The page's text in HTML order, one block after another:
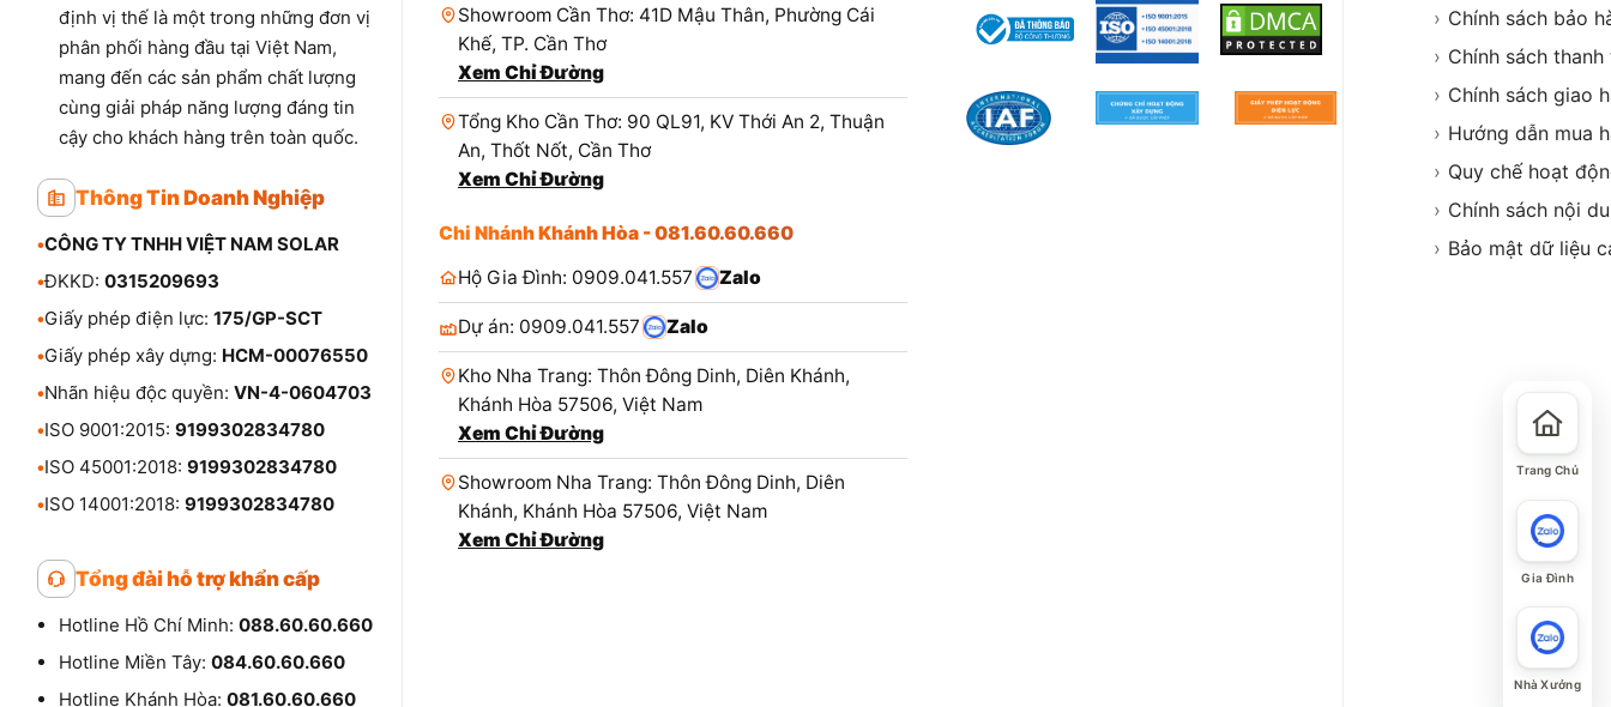
định vị thế là một trong những đơn vị
phân phối hàng đầu tại Việt Nam,
mang đến các sản phẩm chất lượng
cùng giải pháp năng lượng đáng tin
cậy cho khách hàng trên toàn quốc.
Thông Tin Doanh Nghiệp
•CÔNG TY TNHH VIỆT NAM SOLAR
•ĐKKD: 0315209693
•Giấy phép điện lực: 175/GP-SCT
•Giấy phép xây dựng: HCM-00076550
•Nhãn hiệu độc quyền: VN-4-0604703
•ISO 9001:2015: 9199302834780
•ISO 45001:2018: 9199302834780
•ISO 14001:2018: 9199302834780
Tổng đài hỗ trợ khẩn cấp
Hotline Hồ Chí Minh: 088.60.60.660
Hotline Miền Tây: 084.60.60.660
Hotline Khánh Hòa: 081.60.60.660
Showroom Cần Thơ: 41D Mậu Thân, Phường Cái
Khế, TP. Cần Thơ
Xem Chỉ Đường
Tổng Kho Cần Thơ: 90 QL91, KV Thới An 2, Thuận
An, Thốt Nốt, Cần Thơ
Xem Chỉ Đường
Chi Nhánh Khánh Hòa - 081.60.60.660
Hộ Gia Đình: 0909.041.557
Zalo
Dự án: 0909.041.557 Zalo
Kho Nha Trang: Thôn Đông Dinh, Diên Khánh,
Khánh Hòa 57506, Việt Nam
Xem Chỉ Đường
Showroom Nha Trang: Thôn Đông Dinh, Diên
Khánh, Khánh Hòa 57506, Việt Nam
Xem Chỉ Đường
› Chính sách bảo
› Chính sách thanh
› Chính sách giao
› Hướng dẫn mua
› Quy chế hoạt
› Chính sách nội
› Bảo mật dữ liệu
Trang Chủ
Gia Đình
Nhà Xưởng